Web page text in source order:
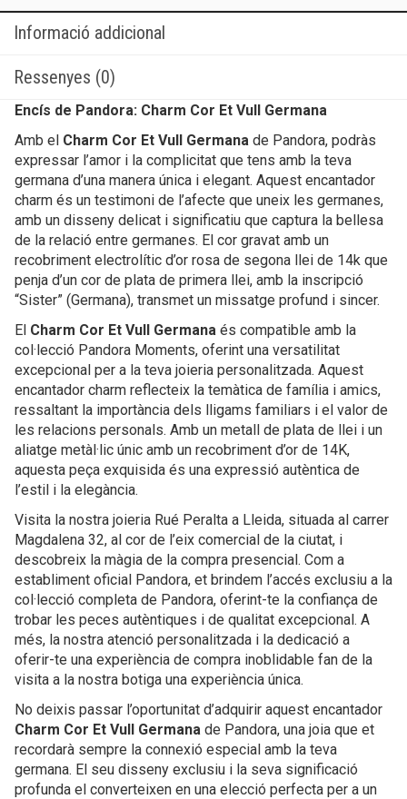
Informació addicional
Ressenyes (0)
Encís de Pandora: Charm Cor Et Vull Germana
Amb el Charm Cor Et Vull Germana de Pandora, podràs
expressar l’amor i la complicitat que tens amb la teva
germana d’una manera única i elegant. Aquest encantador
charm és un testimoni de l’afecte que uneix les germanes,
amb un disseny delicat i significatiu que captura la bellesa
de la relació entre germanes. El cor gravat amb un
recobriment electrolític d’or rosa de segona llei de 14k que
penja d’un cor de plata de primera llei, amb la inscripció
“Sister” (Germana), transmet un missatge profund i sincer.
El Charm Cor Et Vull Germana és compatible amb la
col·lecció Pandora Moments, oferint una versatilitat
excepcional per a la teva joieria personalitzada. Aquest
encantador charm reflecteix la temàtica de família i amics,
ressaltant la importància dels lligams familiars i el valor de
les relacions personals. Amb un metall de plata de llei i un
aliatge metàl·lic únic amb un recobriment d’or de 14K,
aquesta peça exquisida és una expressió autèntica de
l’estil i la elegància.
Visita la nostra joieria Rué Peralta a Lleida, situada al carrer
Magdalena 32, al cor de l’eix comercial de la ciutat, i
descobreix la màgia de la compra presencial. Com a
establiment oficial Pandora, et brindem l’accés exclusiu a la
col·lecció completa de Pandora, oferint-te la confiança de
trobar les peces autèntiques i de qualitat excepcional. A
més, la nostra atenció personalitzada i la dedicació a
oferir-te una experiència de compra inoblidable fan de la
visita a la nostra botiga una experiència única.
No deixis passar l’oportunitat d’adquirir aquest encantador
Charm Cor Et Vull Germana de Pandora, una joia que et
recordarà sempre la connexió especial amb la teva
germana. El seu disseny exclusiu i la seva significació
profunda el converteixen en una elecció perfecta per a un